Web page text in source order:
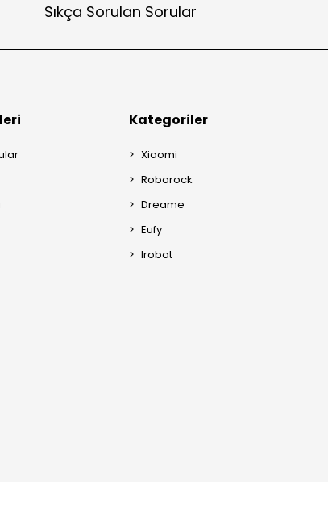
Sıkça Sorulan Sorular
Kategoriler
Xiaomi
Roborock
Dreame
Eufy
Irobot